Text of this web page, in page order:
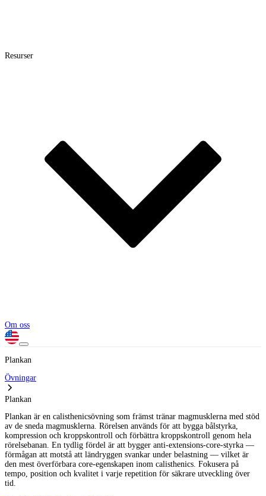
Resurser
Om oss
Plankan
Övningar
Plankan
Plankan är en calisthenicsövning som främst tränar magmusklerna med stöd
av de sneda magmusklerna. Rörelsen används för att bygga bålstyrka,
kompression och kroppskontroll och förbättra kroppskontroll genom hela
rörelsebanan. En tydlig fördel är att bygger anti-extensions-core-styrka —
förmågan att motstå att ländryggen svankar under belastning — vilket är
den mest överförbara core-egenskapen inom calisthenics. Fokusera på
tempo, position och kvalitet i varje repetition för säkrare utveckling över
tid.